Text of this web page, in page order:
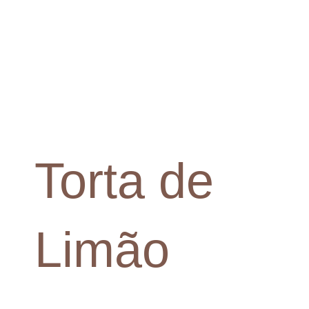
Torta de
Limão